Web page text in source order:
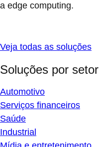
a edge computing.
Veja todas as soluções
Soluções por setor
Automotivo
Serviços financeiros
Saúde
Industrial